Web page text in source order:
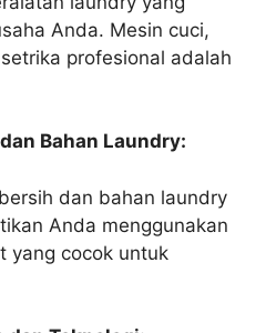
Anda. Mesin cuci,
profesional adalah
Bahan Laundry:
dan bahan laundry
Anda menggunakan
yang cocok untuk